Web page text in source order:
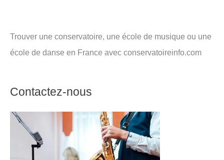
Trouver une conservatoire, une école de musique ou une
école de danse en France avec conservatoireinfo.com
Contactez-nous